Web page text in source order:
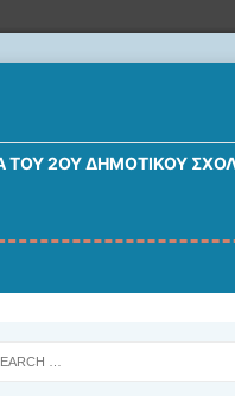
2ΟΥ ΔΗΜΟΤΙΚΟΎ